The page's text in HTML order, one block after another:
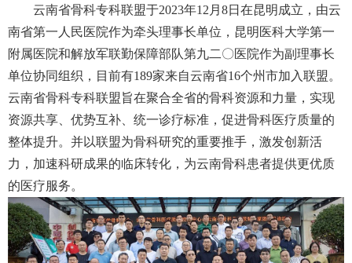
云南省骨科专科联盟于2023年12月8日在昆明成立，由云
南省第一人民医院作为牵头理事长单位，昆明医科大学第一
附属医院和解放军联勤保障部队第九二〇医院作为副理事长
单位协同组织，目前有189家来自云南省16个州市加入联盟。
云南省骨科专科联盟旨在聚合全省的骨科资源和力量，实现
资源共享、优势互补、统一诊疗标准，促进骨科医疗质量的
整体提升。并以联盟为骨科研究的重要推手，激发创新活
力，加速科研成果的临床转化，为云南骨科患者提供更优质
的医疗服务。